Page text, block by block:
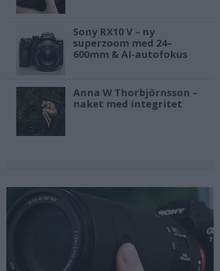
Sony RX10 V – ny
superzoom med 24–
600mm & AI-autofokus
Anna W Thorbjörnsson –
naket med integritet